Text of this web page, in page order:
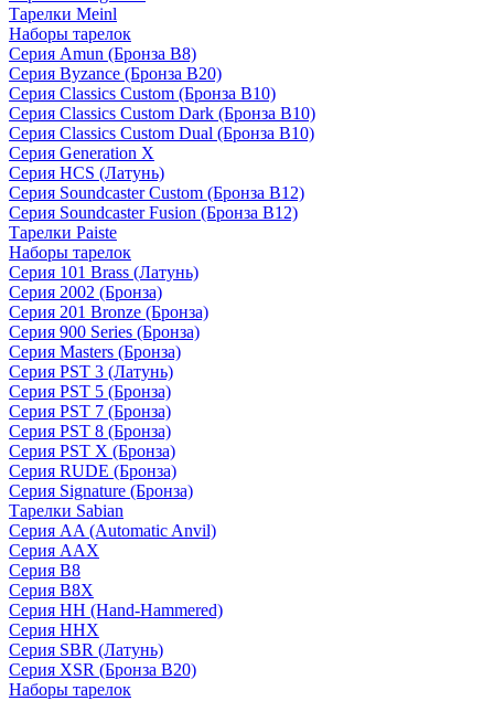
Тарелки Meinl
Наборы тарелок
Серия Amun (Бронза B8)
Серия Byzance (Бронза B20)
Серия Classics Custom (Бронза B10)
Серия Classics Custom Dark (Бронза B10)
Серия Classics Custom Dual (Бронза B10)
Серия Generation X
Серия HCS (Латунь)
Серия Soundcaster Custom (Бронза B12)
Серия Soundcaster Fusion (Бронза B12)
Тарелки Paiste
Наборы тарелок
Серия 101 Brass (Латунь)
Серия 2002 (Бронза)
Серия 201 Bronze (Бронза)
Серия 900 Series (Бронза)
Серия Masters (Бронза)
Серия PST 3 (Латунь)
Серия PST 5 (Бронза)
Серия PST 7 (Бронза)
Серия PST 8 (Бронза)
Серия PST X (Бронза)
Серия RUDE (Бронза)
Серия Signature (Бронза)
Тарелки Sabian
Серия AA (Automatic Anvil)
Серия AAX
Серия B8
Серия B8X
Серия HH (Hand-Hammered)
Серия HHX
Серия SBR (Латунь)
Серия XSR (Бронза B20)
Наборы тарелок